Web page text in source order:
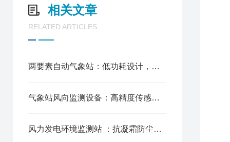
相关文章
RELATED ARTICLES
两要素自动气象站：低功耗设计，光伏供电适配野外无人值守
气象站风向监测设备：高精度传感，小微风速精准捕捉无盲区
风力发电环境监测站 ：抗凝霜防尘，野外恶劣环境稳定运行